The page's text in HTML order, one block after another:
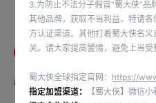
供应
Supply
全部 丸滑类 调理肉类
3.为防止不法分子假冒“蜀大侠”
其他品牌，获取不当利益，特请
方认证渠道。其他打着蜀大侠名
关。请大家提高警惕，避免上当受
蜀大侠全球指定官网： https://
指定加盟渠道：
【蜀大侠】微信